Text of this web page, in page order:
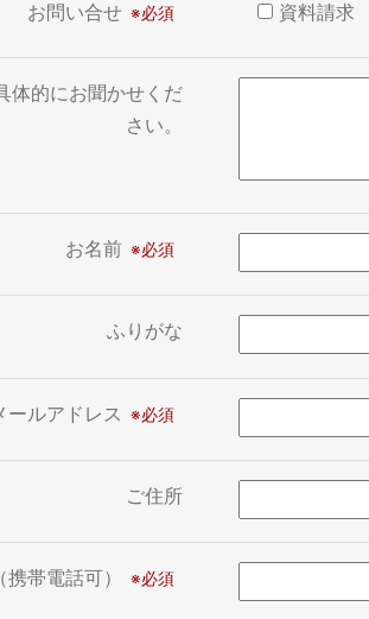
お問い合せ 資料請求
体的にお聞かせくだ
さい。
お名前
ふりがな
ールアドレス
ご住所
帯電話可）